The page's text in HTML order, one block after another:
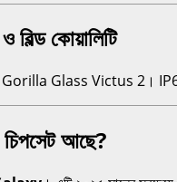
কোয়ালিটি
Gorilla Glass Victus 2। IP68
আছে?